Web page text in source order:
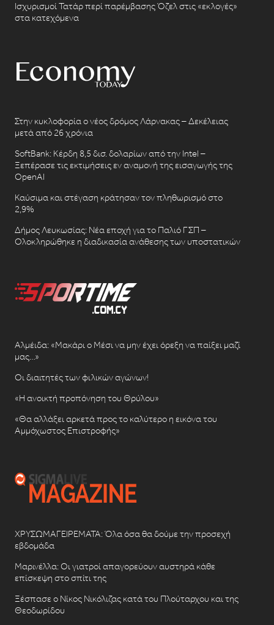
Ισχυρισμοί Τατάρ περί παρέμβασης Όζελ στις «εκλογές»
στα κατεχόμενα
Στην κυκλοφορία ο νέος δρόμος Λάρνακας – Δεκέλειας
μετά από 26 χρόνια
SoftBank: Κέρδη 8,5 δισ. δολαρίων από την Intel –
Ξεπέρασε τις εκτιμήσεις εν αναμονή της εισαγωγής της
OpenAI
Καύσιμα και στέγαση κράτησαν τον πληθωρισμό στο
2,9%
Δήμος Λευκωσίας: Νέα εποχή για το Παλιό ΓΣΠ –
Ολοκληρώθηκε η διαδικασία ανάθεσης των υποστατικών
Αλμέιδα: «Μακάρι ο Μέσι να μην έχει όρεξη να παίξει μαζί
μας…»
Οι διαιτητές των φιλικών αγώνων!
«Η ανοικτή προπόνηση του Θρύλου»
«Θα αλλάξει αρκετά προς το καλύτερο η εικόνα του
Αμμόχωστος Επιστροφής»
ΧΡΥΣΩΜΑΓΕΙΡΕΜΑΤΑ: Όλα όσα θα δούμε την προσεχή
εβδομάδα
Μαρινέλλα: Οι γιατροί απαγορεύουν αυστηρά κάθε
επίσκεψη στο σπίτι της
Ξέσπασε ο Νίκος Νικόλιζας κατά του Πλούταρχου και της
Θεοδωρίδου